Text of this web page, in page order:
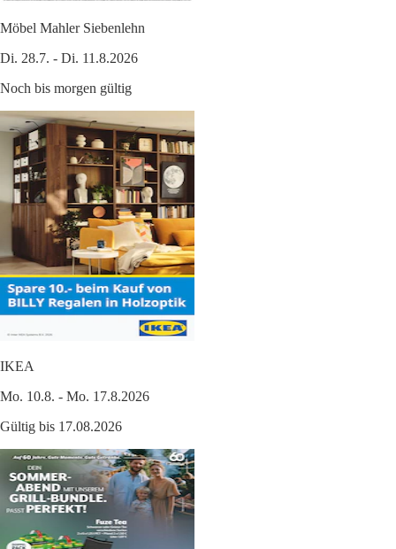
Möbel Mahler Siebenlehn
Di. 28.7. - Di. 11.8.2026
Noch bis morgen gültig
IKEA
Mo. 10.8. - Mo. 17.8.2026
Gültig bis 17.08.2026